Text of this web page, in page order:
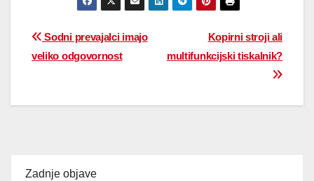
Kopirni stroji ali
multifunkcijski tiskalnik?
Sodni prevajalci imajo
veliko odgovornost
Zadnje objave